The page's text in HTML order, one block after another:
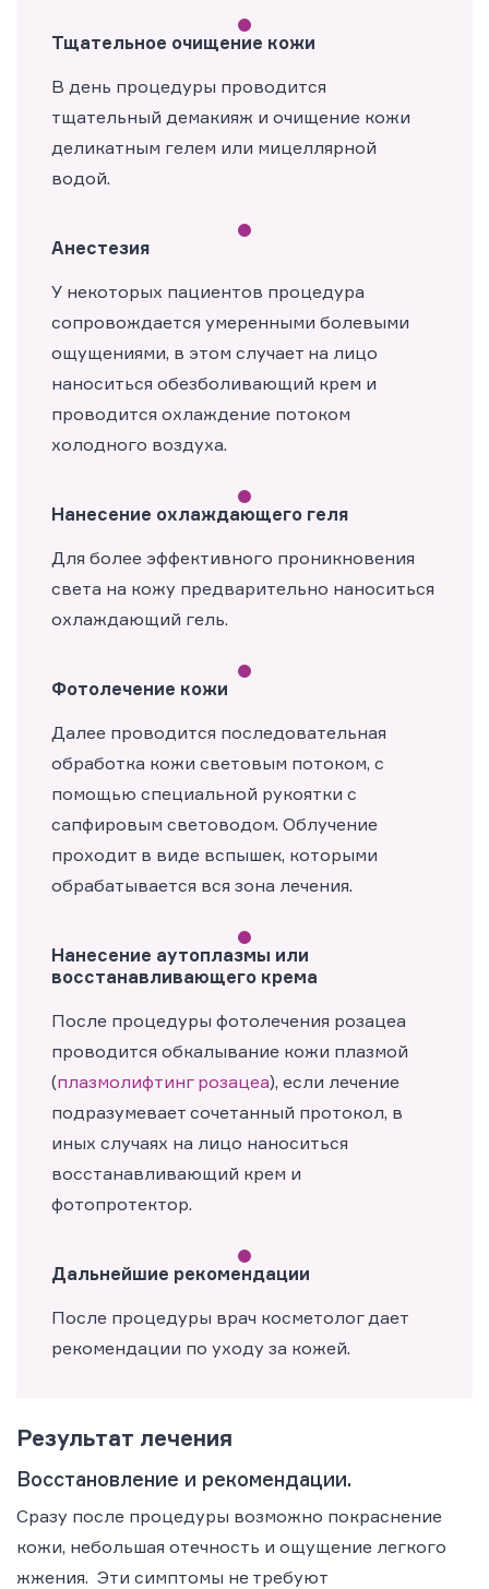
Тщательное очищение кожи
В день процедуры проводится
тщательный демакияж и очищение кожи
деликатным гелем или мицеллярной
водой.
Анестезия
У некоторых пациентов процедура
сопровождается умеренными болевыми
ощущениями, в этом случает на лицо
наноситься обезболивающий крем и
проводится охлаждение потоком
холодного воздуха.
Нанесение охлаждающего геля
Для более эффективного проникновения
света на кожу предварительно наноситься
охлаждающий гель.
Фотолечение кожи
Далее проводится последовательная
обработка кожи световым потоком, с
помощью специальной рукоятки с
сапфировым световодом. Облучение
проходит в виде вспышек, которыми
обрабатывается вся зона лечения.
Нанесение аутоплазмы или
восстанавливающего крема
После процедуры фотолечения розацеа
проводится обкалывание кожи плазмой
(плазмолифтинг розацеа), если лечение
подразумевает сочетанный протокол, в
иных случаях на лицо наноситься
восстанавливающий крем и
фотопротектор.
Дальнейшие рекомендации
После процедуры врач косметолог дает
рекомендации по уходу за кожей.
Результат лечения
Восстановление и рекомендации.
Сразу после процедуры возможно покраснение
кожи, небольшая отечность и ощущение легкого
жжения. Эти симптомы не требуют